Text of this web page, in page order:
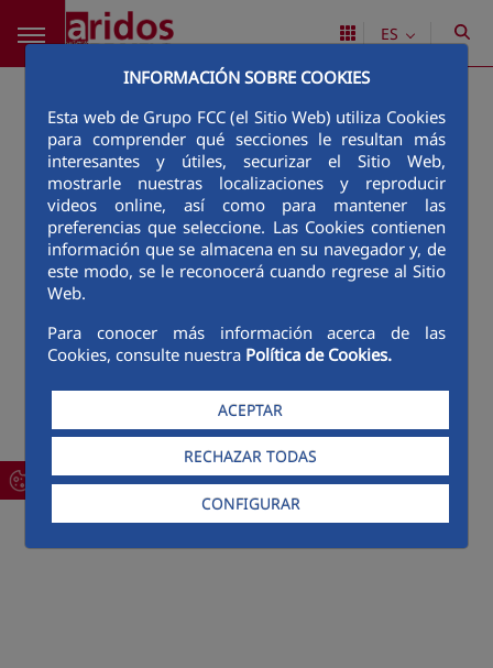
Saltar al contenido principal
INFORMACIÓN SOBRE COOKIES
Esta web de Grupo FCC (el Sitio Web) utiliza Cookies
para comprender qué secciones le resultan más
interesantes y útiles, securizar el Sitio Web,
mostrarle nuestras localizaciones y reproducir
videos online, así como para mantener las
preferencias que seleccione. Las Cookies contienen
información que se almacena en su navegador y, de
este modo, se le reconocerá cuando regrese al Sitio
Web.
Para conocer más información acerca de las
Cookies, consulte nuestra Política de Cookies.
ACEPTAR
RECHAZAR TODAS
CONFIGURAR
ES